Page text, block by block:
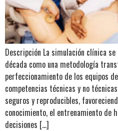
Descripción La simulación clínica
década como una metodología
perfeccionamiento de los equipos
competencias técnicas y no
seguros y reproducibles,
conocimiento, el entrenamiento de
decisiones […]